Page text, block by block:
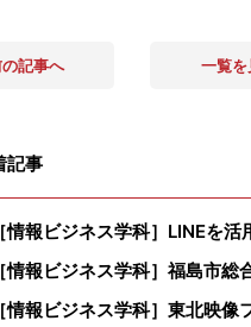
記事へ 一覧を
記事
［情報ビジネス学科］LINEを
［情報ビジネス学科］福島市総
［情報ビジネス学科］東北映